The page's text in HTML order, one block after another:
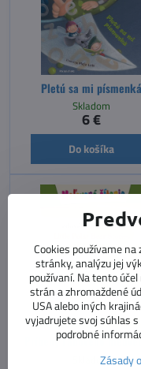
Pletú sa mi písmenká
Skladom
6 €
Do košíka
Príbehy ľadového
Skladom
Cookies používame
stránky, analýzu jej
používaní. Na tento
strán a zhromaždené
USA alebo iných
vyjadrujete svoj súhlas
podrobné
Zásady